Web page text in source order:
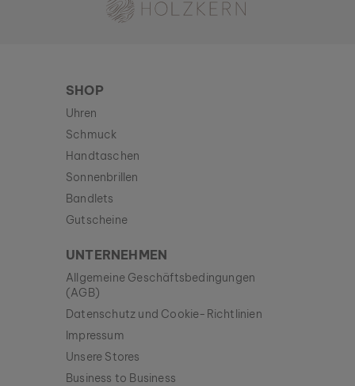
SHOP
Uhren
Schmuck
Handtaschen
Sonnenbrillen
Bandlets
Gutscheine
UNTERNEHMEN
Allgemeine Geschäftsbedingungen
(AGB)
Datenschutz und Cookie-Richtlinien
Impressum
Unsere Stores
Business to Business